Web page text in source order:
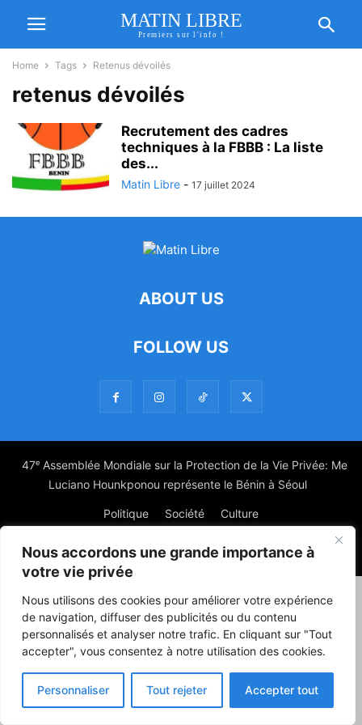
Nous accordons une grande importance à
votre vie privée
Nous utilisons des cookies pour améliorer votre expérience
de navigation, diffuser des publicités ou du contenu
personnalisés et analyser notre trafic. En cliquant sur "Tout
accepter", vous consentez à notre utilisation des cookies.
Personnaliser Tout rejeter Accepter tout
MATIN LIBRE
Premiers sur l'info !
Home Tags Retenus dévoilés
retenus dévoilés
Recrutement des cadres
techniques à la FBBB : La liste
des...
Matin Libre - 17 juillet 2024
ABOUT US
FOLLOW US
47ᵉ Assemblée Mondiale sur la Protection de la Vie Privée: Me
Luciano Hounkponou représente le Bénin à Séoul
Politique Société Culture
© Powered by digitXplus Francophone